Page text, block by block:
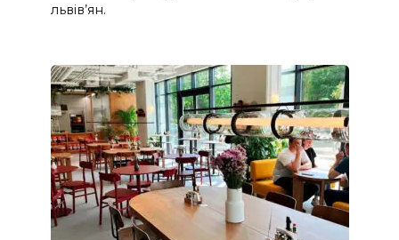
львів’ян.